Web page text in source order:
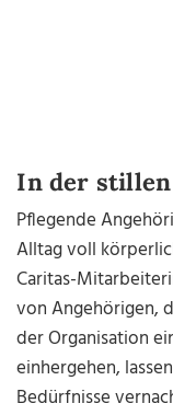
In der
Pflegende
Alltag voll
Caritas-
von Angehörigen,
der Organisation
einhergehen,
Bedürfnisse